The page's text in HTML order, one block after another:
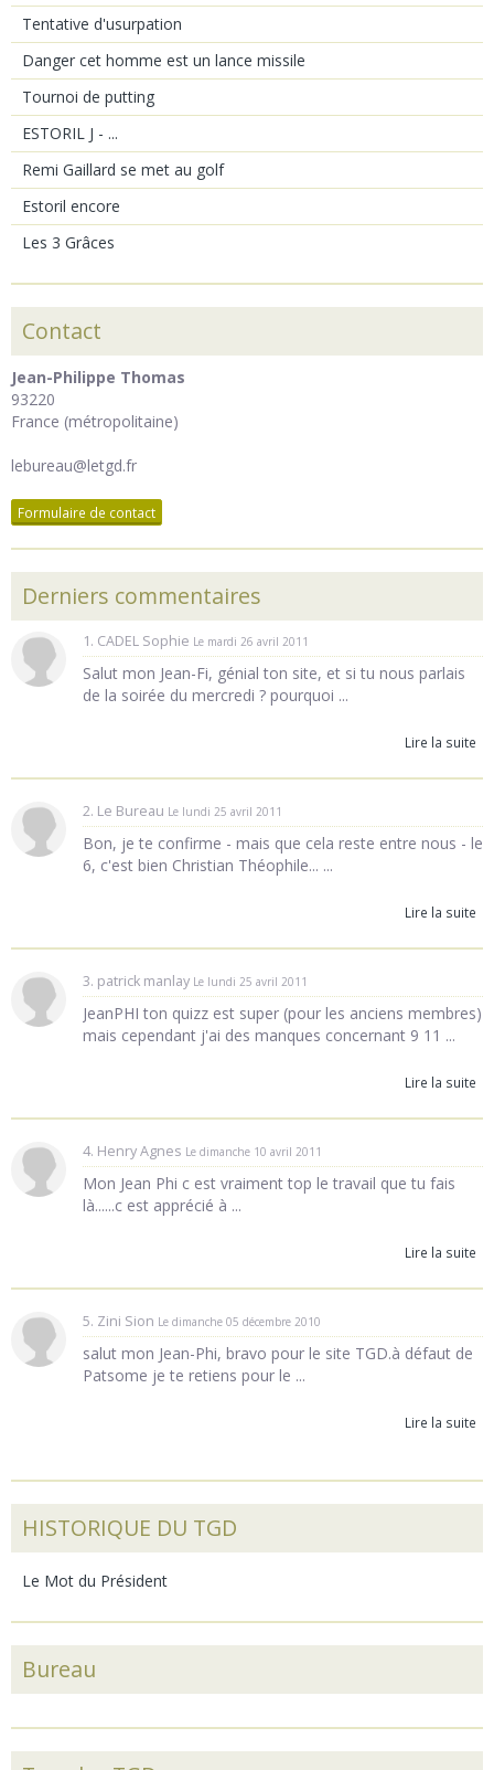
Tentative d'usurpation
Danger cet homme est un lance missile
Tournoi de putting
ESTORIL J - ...
Remi Gaillard se met au golf
Estoril encore
Les 3 Grâces
Contact
Jean-Philippe Thomas
93220
France (métropolitaine)
lebureau@letgd.fr
Formulaire de contact
Derniers commentaires
1. CADEL Sophie Le mardi 26 avril 2011
Salut mon Jean-Fi, génial ton site, et si tu nous parlais
de la soirée du mercredi ? pourquoi ...
Lire la suite
2. Le Bureau Le lundi 25 avril 2011
Bon, je te confirme - mais que cela reste entre nous - le
6, c'est bien Christian Théophile... ...
Lire la suite
3. patrick manlay Le lundi 25 avril 2011
JeanPHI ton quizz est super (pour les anciens membres)
mais cependant j'ai des manques concernant 9 11 ...
Lire la suite
4. Henry Agnes Le dimanche 10 avril 2011
Mon Jean Phi c est vraiment top le travail que tu fais
là......c est apprécié à ...
Lire la suite
5. Zini Sion Le dimanche 05 décembre 2010
salut mon Jean-Phi, bravo pour le site TGD.à défaut de
Patsome je te retiens pour le ...
Lire la suite
HISTORIQUE DU TGD
Le Mot du Président
Bureau